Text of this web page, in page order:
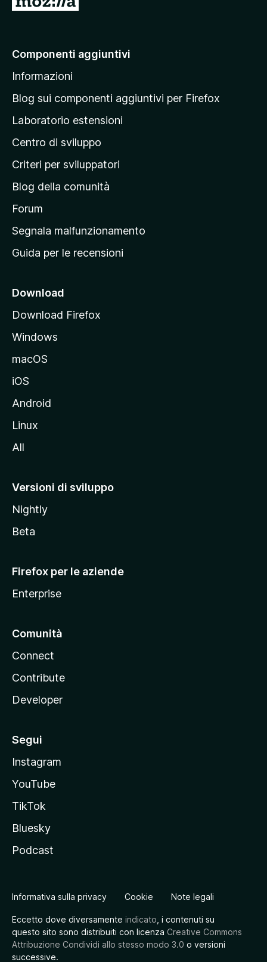
a
l
a
a
g
i
a
p
r
n
i
a
l
e
l
t
M
z
i
a
Componenti aggiuntivi
Informazioni
Blog sui componenti aggiuntivi per Firefox
Laboratorio estensioni
Centro di sviluppo
Criteri per sviluppatori
Blog della comunità
Forum
Segnala malfunzionamento
Guida per le recensioni
Download
Download Firefox
Windows
macOS
iOS
Android
Linux
All
Versioni di sviluppo
Nightly
Beta
Firefox per le aziende
Enterprise
Comunità
Connect
Contribute
Developer
Segui
Instagram
YouTube
TikTok
Bluesky
Podcast
Informativa sulla privacy Cookie Note legali
Eccetto dove diversamente indicato , i contenuti su
questo sito sono distribuiti con licenza Creative Commons
Attribuzione Condividi allo stesso modo 3.0 o versioni
successive.